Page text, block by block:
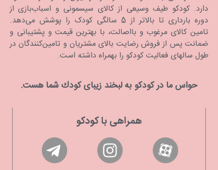
دارد. كودكو طیف وسیعی از کالای سیسمونی و اسباب‌بازی از
دوره بارداری تا بالاتر از 5 سالگی کودک را پوشش می‌دهد.
تامین کالای مرغوب و بااصالت، با بهترین قیمت و پشتیبانی و
ضمانت پس از فروش رضایت بالای مشتریان و تامین‌کنندگان در
طول سالهای فعالیت کودکو را بهمراه داشته است.
حواس ما در كودكو به لبخند زیبای كودك شما هست.
همراهی با کودکو